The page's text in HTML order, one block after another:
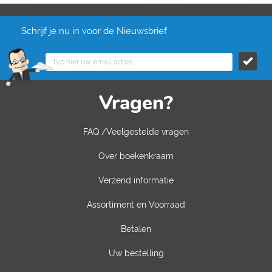
Schrijf je nu in voor de Nieuwsbrief
Vragen?
FAQ /Veelgestelde vragen
Over boekenkraam
Verzend informatie
Assortiment en Voorraad
Betalen
Uw bestelling